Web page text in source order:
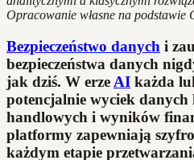
Opracowanie własne na
Bezpieczeństwo danych i
bezpieczeństwa danych
jak dziś. W erze AI każda
potencjalnie wyciek
handlowych i wyników
platformy zapewniają
każdym etapie